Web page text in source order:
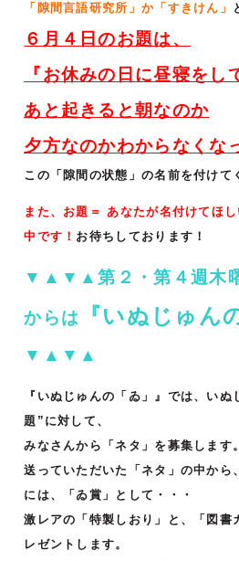
「隙間言語研究所」か「すきけん」
６月４ 日のお題は、
『お休みの日に昼寝をし
あと起きると朝なのか
夕方なのかわからなくな
この「隙間の状態」の名前を付けて
また、お題＝ あなたが名付けてほ
中です！ お待ちしております！
▼▲▼▲第２・第４週木
からは 『いぬじゅん
▼▲▼▲
『いぬじゅんの「ゐ」』では、い
題”に対して、
みなさんから「ネタ」を募集します。
送っていただいた「ネタ」の中から
には、「ゐ賞」として・・・
激レアの「特製しおり」と、「図書
レゼントします。